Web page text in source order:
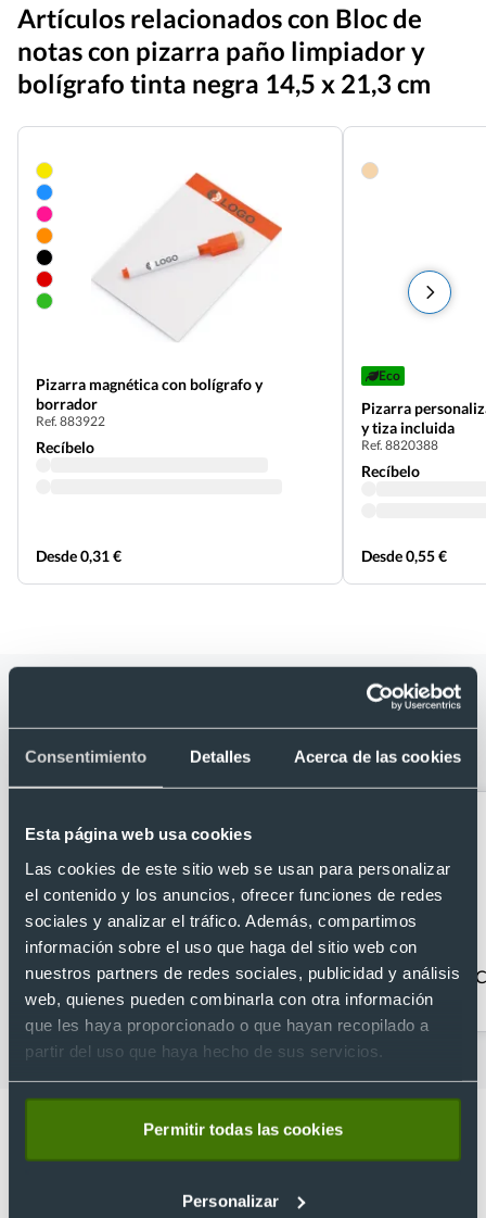
Consentimiento Detalles Acerca de las cookies
Esta página web usa cookies
Las cookies de este sitio web se usan para personalizar
el contenido y los anuncios, ofrecer funciones de redes
sociales y analizar el tráfico. Además, compartimos
información sobre el uso que haga del sitio web con
nuestros partners de redes sociales, publicidad y análisis
web, quienes pueden combinarla con otra información
que les haya proporcionado o que hayan recopilado a
partir del uso que haya hecho de sus servicios.
Permitir todas las cookies
Personalizar
Artículos relacionados con Bloc de
notas con pizarra paño limpiador y
bolígrafo tinta negra 14,5 x 21,3 cm
Pizarra magnética con bolígrafo y
borrador
Ref. 883922
Recíbelo
Desde 0,31 €
Eco
Pizarra
y tiza incluida
Ref. 8820388
Recíbelo
Desde 0,55 €
Categorías relacionadas con Bloc de
notas con pizarra paño limpiador y
bolígrafo tinta negra 14,5 x 21,3 cm
Agendas personalizadas
2026
Calculadoras